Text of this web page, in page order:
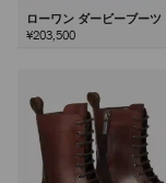
ローワン ダービーブーツ
¥203,500